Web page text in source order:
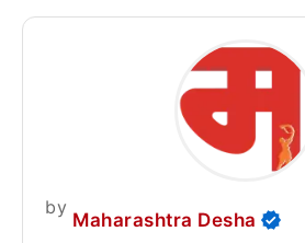
by
Maharashtra Desha